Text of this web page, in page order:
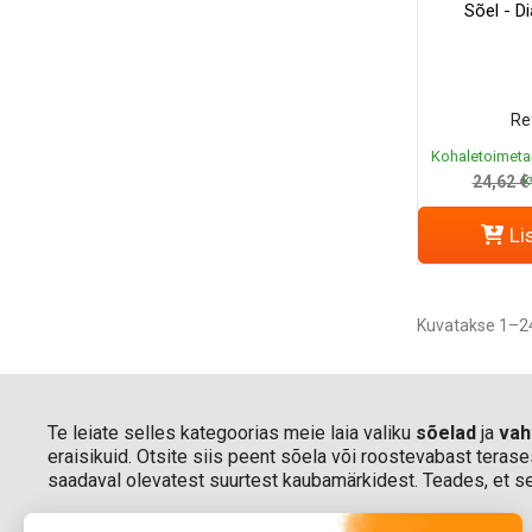
Sõel -
24,62
Kuvatakse
Te leiate selles kategoorias meie laia valiku sõelad ja
eraisikuid. Otsite siis peent sõela või roostevabast
saadaval olevatest suurtest kaubamärkidest. Teades, et